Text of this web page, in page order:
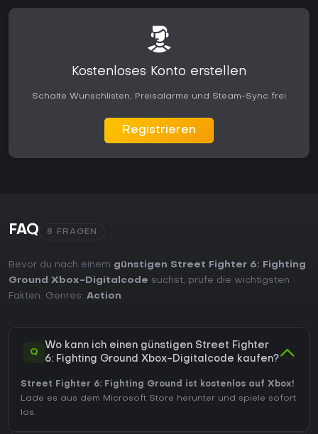
Kostenloses Konto erstellen
Schalte Wunschlisten, Preisalarme und Steam-Sync frei
Registrieren
FAQ 8 FRAGEN
Bevor du nach einem günstigen Street Fighter 6: Fighting
Ground Xbox-Digitalcode suchst, prüfe die wichtigsten
Fakten. Genres: Action.
Q
Wo kann ich einen günstigen Street Fighter
6: Fighting Ground Xbox-Digitalcode kaufen?
Street Fighter 6: Fighting Ground ist kostenlos auf Xbox!
Lade es aus dem Microsoft Store herunter und spiele sofort
los.